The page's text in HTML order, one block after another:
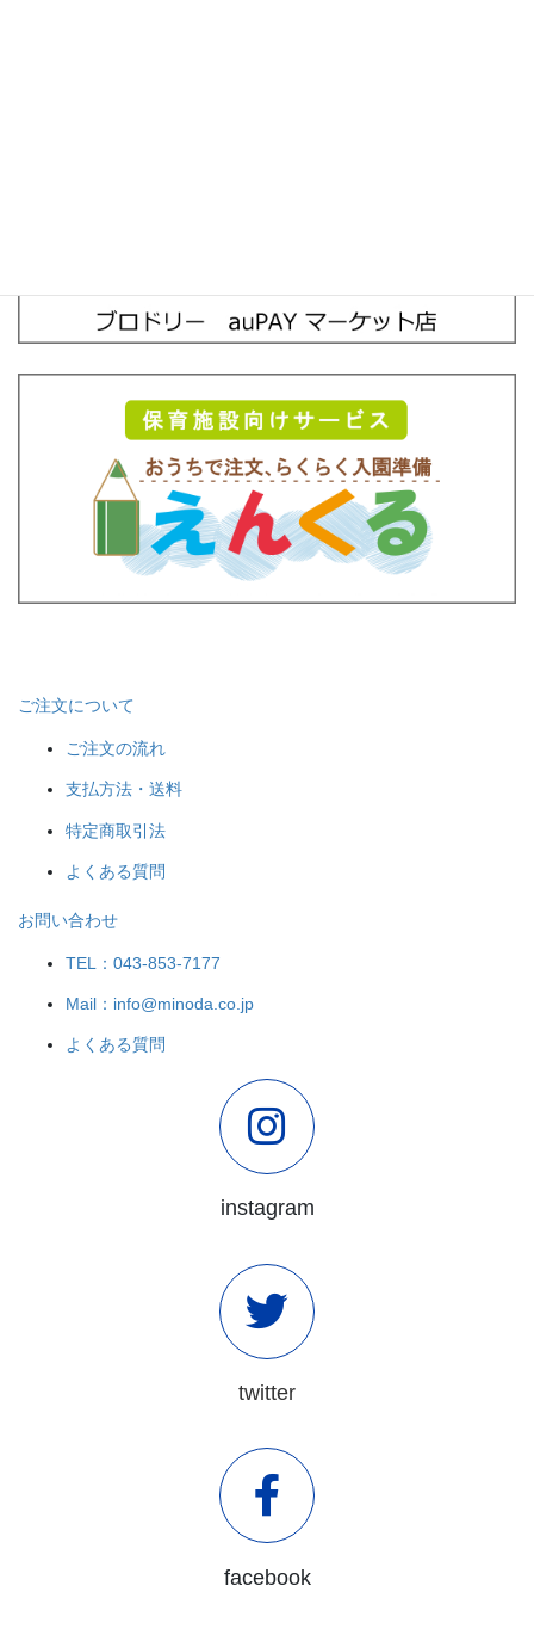
ご注文について
ご注文の流れ
支払方法・送料
特定商取引法
よくある質問
お問い合わせ
TEL：043-853-7177
Mail：info@minoda.co.jp
よくある質問
instagram
twitter
facebook